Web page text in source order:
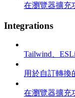
在瀏覽器擴充
Integrations
Tailwind、
用於自訂轉換
在瀏覽器擴充